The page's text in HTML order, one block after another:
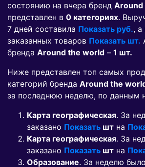
состоянию на вчера бренд
представлен в 0 категориях.
7 дней составила Показать руб., а
заказанных товаров Показать шт.
бренда Around the world – 1 шт.
Ниже представлен топ самых
категорий бренда Around the
за последнюю неделю, по данным
Карта географическая. За
заказано Показать шт на
Карта географическая. За
заказано Показать шт на
Образование. За неделю